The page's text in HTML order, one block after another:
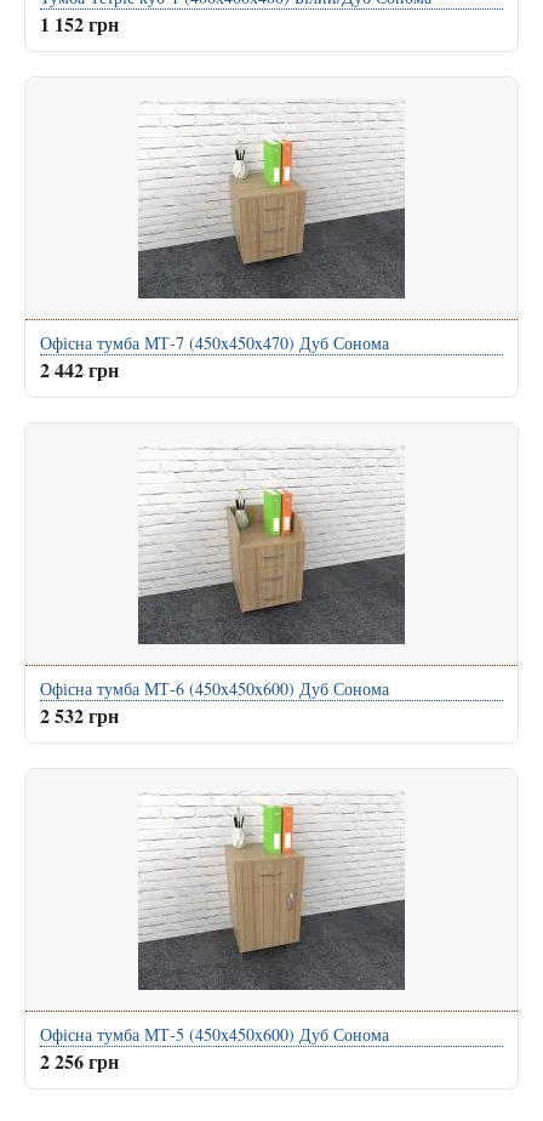
1 152 грн
Офісна тумба МТ-7 (450x450x470) Дуб Сонома
2 442 грн
Офісна тумба МТ-6 (450x450x600) Дуб Сонома
2 532 грн
Офісна тумба МТ-5 (450x450x600) Дуб Сонома
2 256 грн